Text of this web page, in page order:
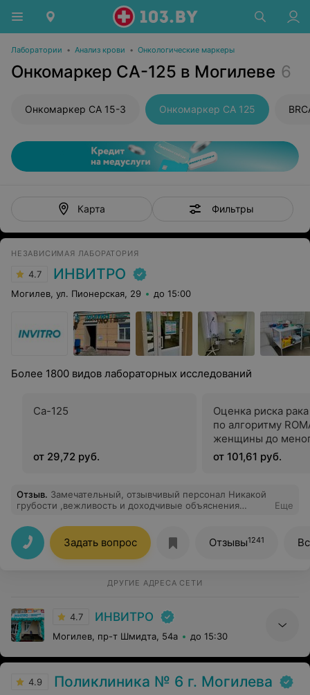
Лаборатории • Анализ крови • Онкологические маркеры
Онкомаркер CA-125 в Могилеве 6
Онкомаркер CA 15-3 Онкомаркер CA 125
Карта Фильтры
НЕЗАВИСИМАЯ ЛАБОРАТОРИЯ
4.7 ИНВИТРО
Могилев, ул. Пионерская, 29 до 15:00
Более 1800 видов лабораторных исследований
Са-125
от 29,72 руб.
Оценка риска
по алгоритму
женщины до
от 101,61 руб.
Отзыв. Замечательный, отзывчивый персонал Никакой
грубости ,вежливость и доходчивые объяснения
берут быстро и без боли
Еще
Задать вопрос Отзывы1241
ДРУГИЕ АДРЕСА СЕТИ
4.7 ИНВИТРО
Могилев, пр-т Шмидта, 54а до 15:30
4.9 Поликлиника № 6 г. Могилева